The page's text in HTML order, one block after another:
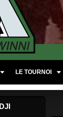
LE TOURNOI